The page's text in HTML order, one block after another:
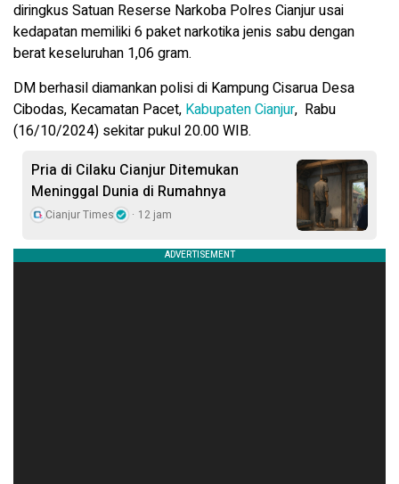
diringkus Satuan Reserse Narkoba Polres Cianjur usai
kedapatan memiliki 6 paket narkotika jenis sabu dengan
berat keseluruhan 1,06 gram.
DM berhasil diamankan polisi di Kampung Cisarua Desa
Cibodas, Kecamatan Pacet, Kabupaten Cianjur, Rabu
(16/10/2024) sekitar pukul 20.00 WIB.
Pria di Cilaku Cianjur Ditemukan
Meninggal Dunia di Rumahnya
Cianjur Times 12 jam